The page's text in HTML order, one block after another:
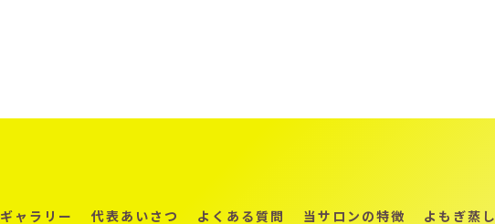
ギャラリー 代表あいさつ よくある質問 当サロンの特徴 よもぎ蒸し